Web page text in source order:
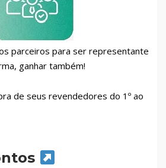
parceiros para ser representante
ganhar também!
de seus revendedores do 1º ao